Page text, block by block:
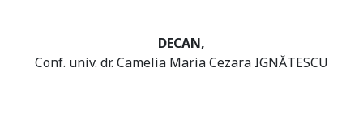
DECAN,
Conf. univ. dr. Camelia Maria Cezara IGNĂTESCU